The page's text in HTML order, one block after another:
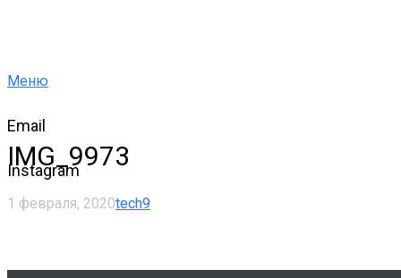
Меню
Email
Instagram
IMG_9973
1 февраля, 2020tech9